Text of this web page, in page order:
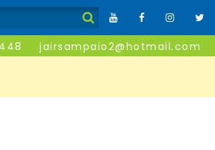
jairsampaio2@hotmail.com